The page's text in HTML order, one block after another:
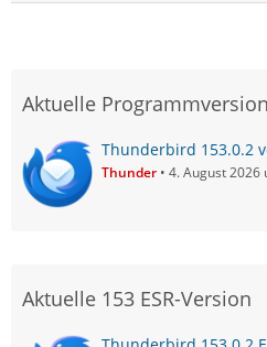
Aktuelle Programmversion
Thunderbird 153.0.2
Thunder 4. August 2026
Aktuelle 153 ESR-Version